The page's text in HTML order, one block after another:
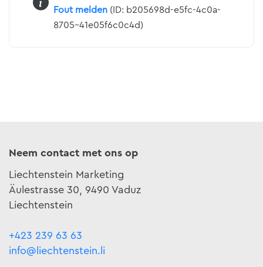
Fout melden (ID: b205698d-e5fc-4c0a-
8705-41e05f6c0c4d)
Neem contact met ons op
Liechtenstein Marketing
Äulestrasse 30, 9490 Vaduz
Liechtenstein
+423 239 63 63
info@liechtenstein.li